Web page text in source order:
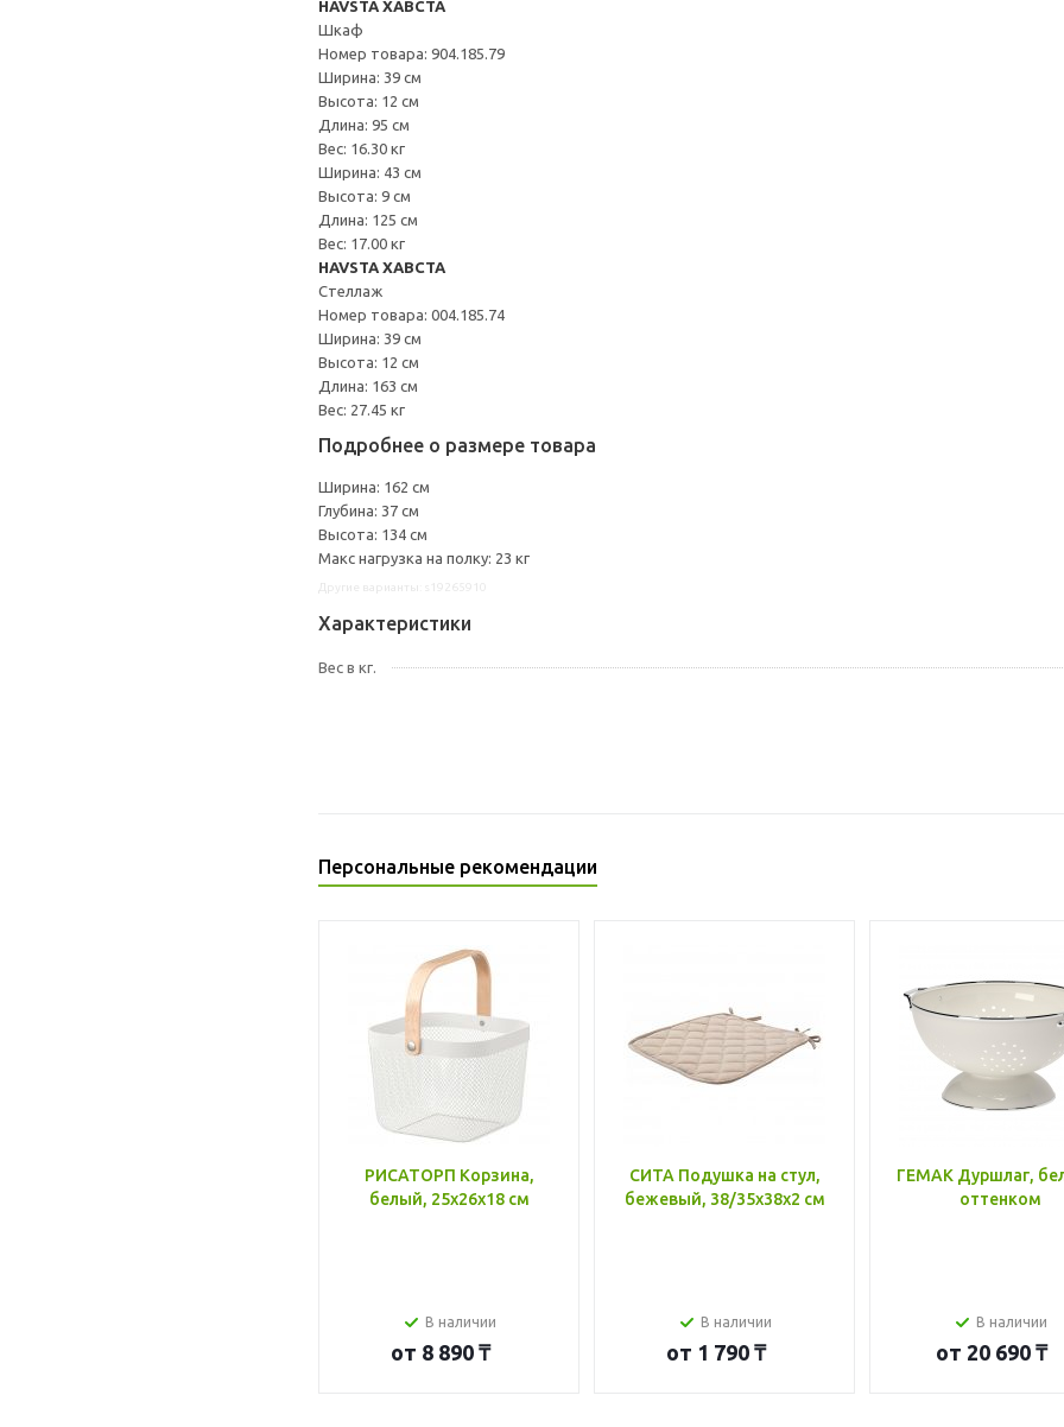
HAVSTA ХАВСТА
Шкаф
Номер товара: 904.185.79
Ширина: 39 см
Высота: 12 см
Длина: 95 см
Вес: 16.30 кг
Ширина: 43 см
Высота: 9 см
Длина: 125 см
Вес: 17.00 кг
HAVSTA ХАВСТА
Стеллаж
Номер товара: 004.185.74
Ширина: 39 см
Высота: 12 см
Длина: 163 см
Вес: 27.45 кг
Подробнее о размере товара
Ширина: 162 см
Глубина: 37 см
Высота: 134 см
Макс нагрузка на полку: 23 кг
Характеристики
Вес в кг.
Персональные рекомендации
РИСАТОРП Корзина,
белый, 25x26x18 см
В наличии
от 8 890 ₸
СИТА Подушка на стул,
бежевый, 38/35x38x2 см
В наличии
от 1 790 ₸
ГЕМАК Дуршлаг,
оттенком
В наличии
от 20 690 ₸